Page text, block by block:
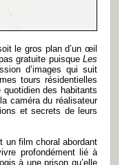
le gros plan d’un œil
gratuite puisque Les
d’images qui suit
tours résidentielles
quotidien des habitants
caméra du réalisateur
et secrets de leurs
un film choral abordant
profondément lié à
à une prison qu’elle